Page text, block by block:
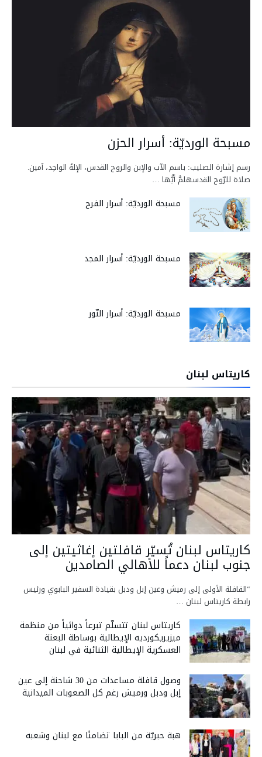
مسبحة الورديّة: أسرار الحزن
رسم إشارة الصليب: باسم الآب والإبن والروح القدس، الإلهُ الواحِد، آمين.
صلاة للرّوح القدسهلمَّ أيُّها …
مسبحة الورديّة: أسرار الفرح
مسبحة الورديّة: أسرار المجد
مسبحة الورديّة: أسرار النّور
كاريتاس لبنان
كاريتاس لبنان تُسيّر قافلتين إغاثيتين إلى
جنوب لبنان دعماً للأهالي الصامدين
“القافلة الأولى إلى رميش وعين إبل ودبل بقيادة السفير البابوي ورئيس
رابطة كاريتاس لبنان …
كاريتاس لبنان تتسلّم تبرعاً دوائياً من منظمة
ميزيريكورديه الإيطالية بوساطة البعثة
العسكرية الإيطالية الثنائية في لبنان
وصول قافلة مساعدات من 30 شاحنة إلى عين
إبل ودبل ورميش رغم كل الصعوبات الميدانية
هبة حبريّة من البابا تضامنًا مع لبنان وشعبه